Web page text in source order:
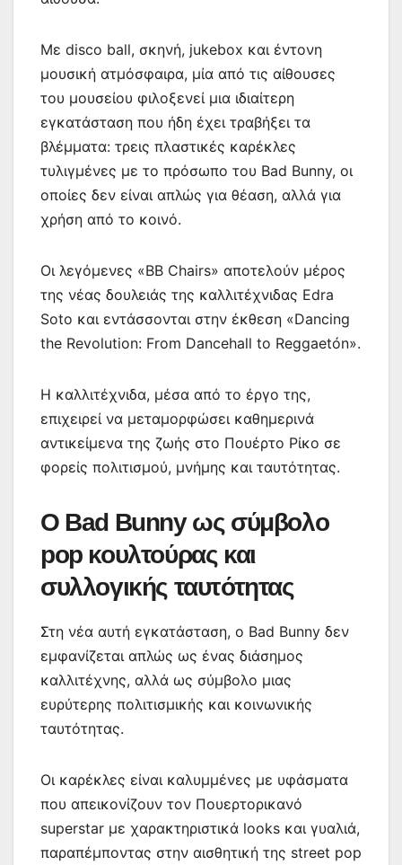
Με disco ball, σκηνή, jukebox και έντονη
μουσική ατμόσφαιρα, μία από τις αίθουσες
του μουσείου φιλοξενεί μια ιδιαίτερη
εγκατάσταση που ήδη έχει τραβήξει τα
βλέμματα: τρεις πλαστικές καρέκλες
τυλιγμένες με το πρόσωπο του Bad Bunny, οι
οποίες δεν είναι απλώς για θέαση, αλλά για
χρήση από το κοινό.
Οι λεγόμενες «BB Chairs» αποτελούν μέρος
της νέας δουλειάς της καλλιτέχνιδας Edra
Soto και εντάσσονται στην έκθεση «Dancing
the Revolution: From Dancehall to Reggaetón».
Η καλλιτέχνιδα, μέσα από το έργο της,
επιχειρεί να μεταμορφώσει καθημερινά
αντικείμενα της ζωής στο Πουέρτο Ρίκο σε
φορείς πολιτισμού, μνήμης και ταυτότητας.
Ο Bad Bunny ως σύμβολο
pop κουλτούρας και
συλλογικής ταυτότητας
Στη νέα αυτή εγκατάσταση, ο Bad Bunny δεν
εμφανίζεται απλώς ως ένας διάσημος
καλλιτέχνης, αλλά ως σύμβολο μιας
ευρύτερης πολιτισμικής και κοινωνικής
ταυτότητας.
Οι καρέκλες είναι καλυμμένες με υφάσματα
που απεικονίζουν τον Πουερτορικανό
superstar με χαρακτηριστικά looks και γυαλιά,
παραπέμποντας στην αισθητική της street pop